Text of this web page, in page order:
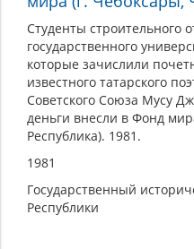
Студенты строительного
государственного
которые зачислили
известного татарского
Советского Союза Мусу
деньги внесли в Фонд
Республика). 1981.
1981
Государственный
Республики